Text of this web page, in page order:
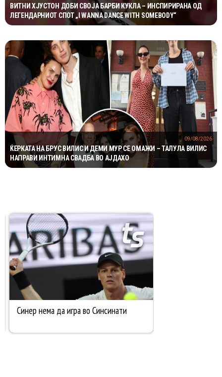
ВИТНИ ХЈУСТОН ДОБИ СВОЈА БАРБИ КУКЛА – ИНСПИРИРАНА ОД
ЛЕГЕНДАРНИОТ СПОТ „I WANNA DANCE WITH SOMEBODY“
ЌЕРКАТА НА БРУС ВИЛИС И ДЕМИ МУР СЕ ОМАЖИ – ТАЛУЛА ВИЛИС
НАПРАВИ ИНТИМНА СВАДБА ВО АЈДАХО
09/08/2026